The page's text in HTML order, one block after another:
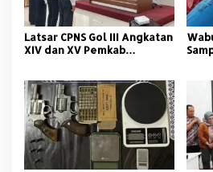
Latsar CPNS Gol III Angkatan
XIV dan XV Pemkab